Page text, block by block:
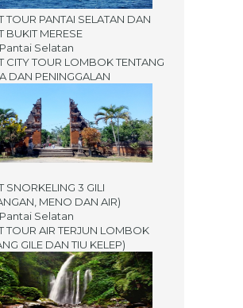
TOUR PANTAI SELATAN DAN
BUKIT MERESE
CITY TOUR LOMBOK TENTANG
DAN PENINGGALAN
SNORKELING 3 GILI
MENO DAN AIR)
TOUR AIR TERJUN LOMBOK
GILE DAN TIU KELEP)